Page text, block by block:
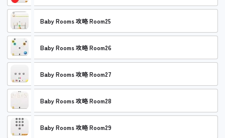
Baby Rooms 攻略 Room25
Baby Rooms 攻略 Room26
Baby Rooms 攻略 Room27
Baby Rooms 攻略 Room28
Baby Rooms 攻略 Room29